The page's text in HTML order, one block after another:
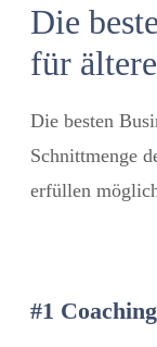
Die
für
Die besten
Schnittmenge
erfüllen
#1